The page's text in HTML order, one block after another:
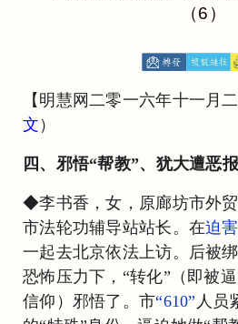
（6）
【明慧网二零一六年十一月
文 ）
四、邪悟“帮教”、犹大遭恶
◆李书香，女，原廊坊市外
市法轮功辅导站站长。在迫害
一起去北京依法上访。后被
恐怖压力下，“转化”（即被
信仰）邪悟了。市“610” 人员